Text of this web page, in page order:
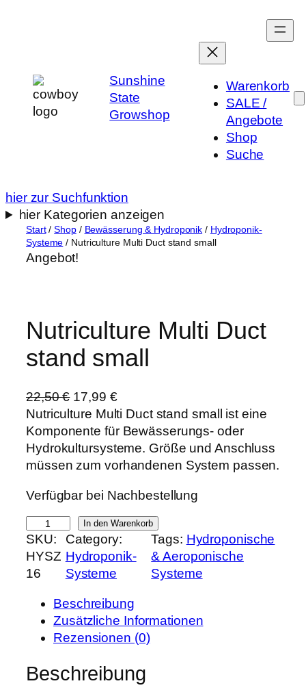
Sunshine
State
Growshop
Warenkorb
SALE /
Angebote
Shop
Suche
hier zur Suchfunktion
hier Kategorien anzeigen
Start/Shop/ Bewässerung & Hydroponik / Hydroponik-
Systeme / Nutriculture Multi Duct stand small
Angebot!
Nutriculture Multi Duct
stand small
22,50€ U
r
s
p
r
n
g
l
i
c
h
e
r
P
e
17,99 €A
k
t
u
e
l
e
r
P
i
s
i
t
Nutriculture Multi Duct stand small ist eine
Komponente für Bewässerungs- oder
Hydrokultursysteme. Größe und Anschluss
müssen zum vorhandenen System passen.
Verfügbar bei Nachbestellung
u
t
r
u
In den Warenkorb
SKU:
HYSZ
16
Category:
Hydroponik-
Systeme
Tags: Hydroponische
& Aeroponische
Systeme
Beschreibung
Zusätzliche Informationen
Rezensionen (0)
Beschreibung